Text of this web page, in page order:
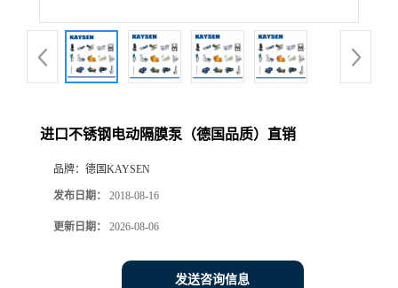
进口不锈钢电动隔膜泵（德国品质）直销
品牌： 德国KAYSEN
发布日期： 2018-08-16
更新日期： 2026-08-06
发送咨询信息